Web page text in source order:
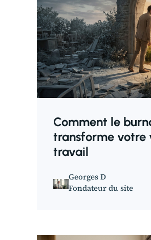
Comment le
transforme votre
travail
Georges D
Fondateur du site